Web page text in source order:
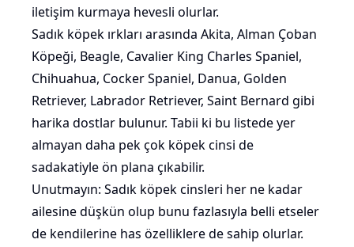
iletişim kurmaya hevesli olurlar.
Sadık köpek ırkları arasında Akita, Alman Çoban
Köpeği, Beagle, Cavalier King Charles Spaniel,
Chihuahua, Cocker Spaniel, Danua, Golden
Retriever, Labrador Retriever, Saint Bernard gibi
harika dostlar bulunur. Tabii ki bu listede yer
almayan daha pek çok köpek cinsi de
sadakatiyle ön plana çıkabilir.
Unutmayın: Sadık köpek cinsleri her ne kadar
ailesine düşkün olup bunu fazlasıyla belli etseler
de kendilerine has özelliklere de sahip olurlar.